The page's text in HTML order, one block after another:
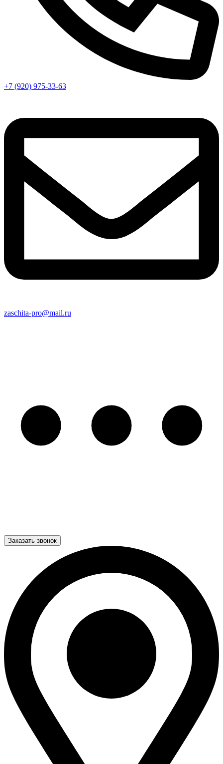
+7 (920) 975-33-63
zaschita-pro@mail.ru
Заказать звонок